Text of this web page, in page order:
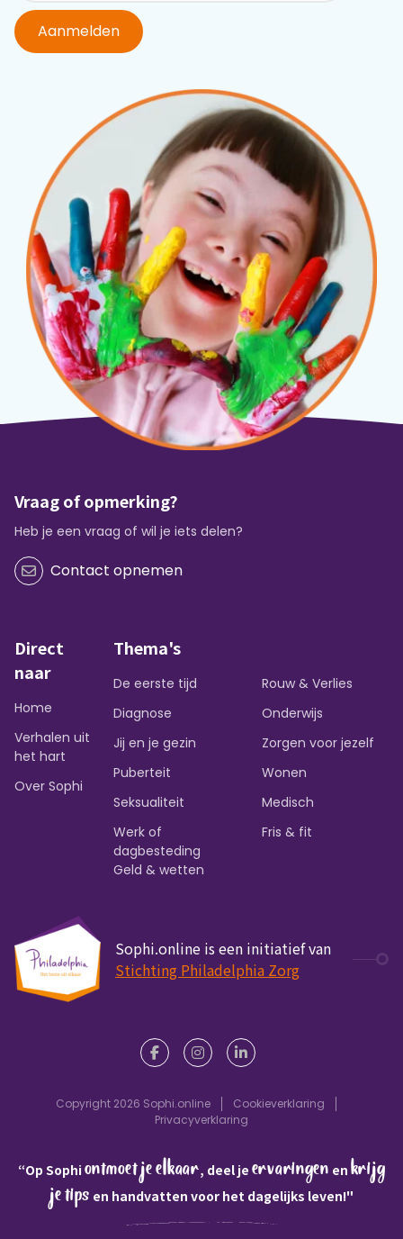
Aanmelden
Vraag of opmerking?
Heb je een vraag of wil je iets delen?
Contact opnemen
Direct
naar
Home
Verhalen uit
het hart
Over Sophi
Thema's
De eerste tijd
Diagnose
Jij en je gezin
Puberteit
Seksualiteit
Werk of
dagbesteding
Rouw & Verlies
Onderwijs
Zorgen voor jezelf
Wonen
Medisch
Fris & fit
Geld & wetten
Sophi.online is een initiatief van
Stichting Philadelphia Zorg
Copyright 2026 Sophi.online
Cookieverklaring
Privacyverklaring
“Op Sophiontmoet je elkaar, deel je ervaringen en krijg
je tips en handvatten voor het dagelijks leven!"